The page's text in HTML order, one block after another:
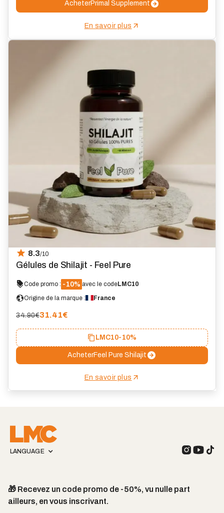
AcheterPrimal Supplement
En savoir plus
8.3/10
Gélules de Shilajit - Feel Pure
Code promo : -10% avec le codeLMC10
Origine de la marque :
France
34.90€31.41€
LMC10-10%
AcheterFeel Pure Shilajit
En savoir plus
LANGUAGE
🎁 Recevez un code promo de -50%, vu nulle part
ailleurs, en vous inscrivant.